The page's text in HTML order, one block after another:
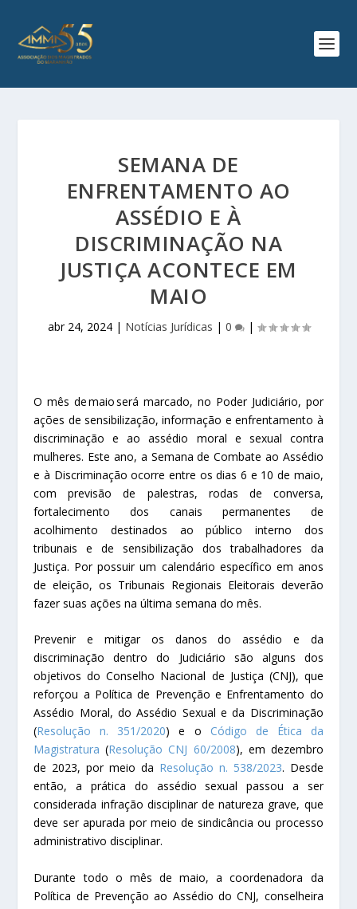
SEMANA DE
ENFRENTAMENTO AO
ASSÉDIO E À
DISCRIMINAÇÃO NA
JUSTIÇA ACONTECE EM
MAIO
abr 24, 2024| Notícias Jurídicas | 0 |
O mês de maio será marcado, no Poder Judiciário, por
ações de sensibilização, informação e enfrentamento à
discriminação e ao assédio moral e sexual contra
mulheres. Este ano, a Semana de Combate ao Assédio
e à Discriminação ocorre entre os dias 6 e 10 de maio,
com previsão de palestras, rodas de conversa,
fortalecimento dos canais permanentes de
acolhimento destinados ao público interno dos
tribunais e de sensibilização dos trabalhadores da
Justiça. Por possuir um calendário específico em anos
de eleição, os Tribunais Regionais Eleitorais deverão
fazer suas ações na última semana do mês.
Prevenir e mitigar os danos do assédio e da
discriminação dentro do Judiciário são alguns dos
objetivos do Conselho Nacional de Justiça (CNJ), que
reforçou a Política de Prevenção e Enfrentamento do
Assédio Moral, do Assédio Sexual e da Discriminação
(Resolução n. 351/2020) e o Código de Ética da
Magistratura (Resolução CNJ 60/2008), em dezembro
de 2023, por meio da Resolução n. 538/2023. Desde
então, a prática do assédio sexual passou a ser
considerada infração disciplinar de natureza grave, que
deve ser apurada por meio de sindicância ou processo
administrativo disciplinar.
Durante todo o mês de maio, a coordenadora da
Política de Prevenção ao Assédio do CNJ, conselheira